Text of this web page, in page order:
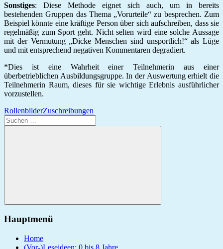
Sonstiges: Diese Methode eignet sich auch, um in bereits
bestehenden Gruppen das Thema „Vorurteile“ zu besprechen. Zum
Beispiel könnte eine kräftige Person über sich aufschreiben, dass sie
regelmäßig zum Sport geht. Nicht selten wird eine solche Aussage
mit der Vermutung „Dicke Menschen sind unsportlich!“ als Lüge
und mit entsprechend negativen Kommentaren degradiert.
*Dies ist eine Wahrheit einer Teilnehmerin aus einer
überbetrieblichen Ausbildungsgruppe. In der Auswertung erhielt die
Teilnehmerin Raum, dieses für sie wichtige Erlebnis ausführlicher
vorzustellen.
RollenbilderZuschreibungen
Suchen
nach:
Suchen
Hauptmenü
Home